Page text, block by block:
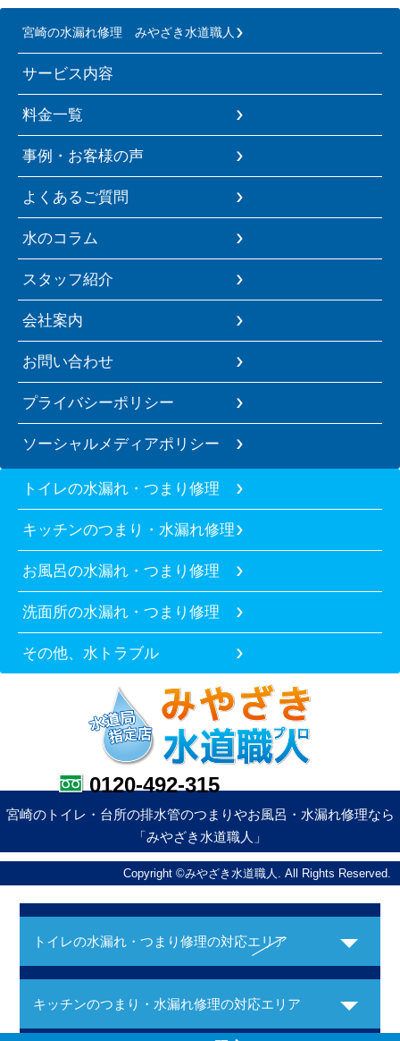
宮崎の水漏れ修理 みやざき水道職人
サービス内容
料金一覧
事例・お客様の声
よくあるご質問
水のコラム
スタッフ紹介
会社案内
お問い合わせ
プライバシーポリシー
ソーシャルメディアポリシー
トイレの水漏れ・つまり修理
キッチンのつまり・水漏れ修理
お風呂の水漏れ・つまり修理
洗面所の水漏れ・つまり修理
その他、水トラブル
0120-492-315
宮崎のトイレ・台所の排水管のつまりやお風呂・水漏れ修理なら
「みやざき水道職人」
Copyright ©みやざき水道職人. All Rights Reserved.
トイレの水漏れ・つまり修理の対応エリア
キッチンのつまり・水漏れ修理の対応エリア